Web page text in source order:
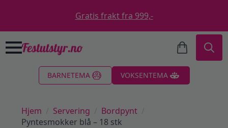
Gratis frakt fra 999,-
BARNETEMA VOKSENTEMA
Hjem Servering
Bordpynt
Pyntesmokker blå – 18 stk